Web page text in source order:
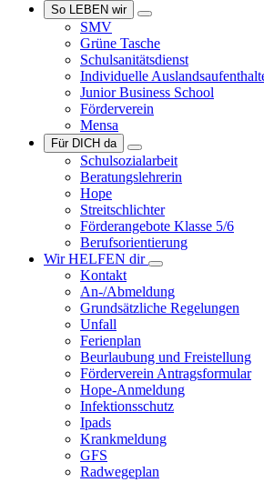
So LEBEN wir
SMV
Grüne Tasche
Schulsanitätsdienst
Individuelle
Junior Business School
Förderverein
Mensa
Für DICH da
Schulsozialarbeit
Beratungslehrerin
Hope
Streitschlichter
Förderangebote Klasse 5/6
Berufsorientierung
Wir HELFEN dir
Kontakt
An-/Abmeldung
Grundsätzliche Regelungen
Unfall
Ferienplan
Beurlaubung und Freistellung
Förderverein Antragsformular
Hope-Anmeldung
Infektionsschutz
Ipads
Krankmeldung
GFS
Radwegeplan